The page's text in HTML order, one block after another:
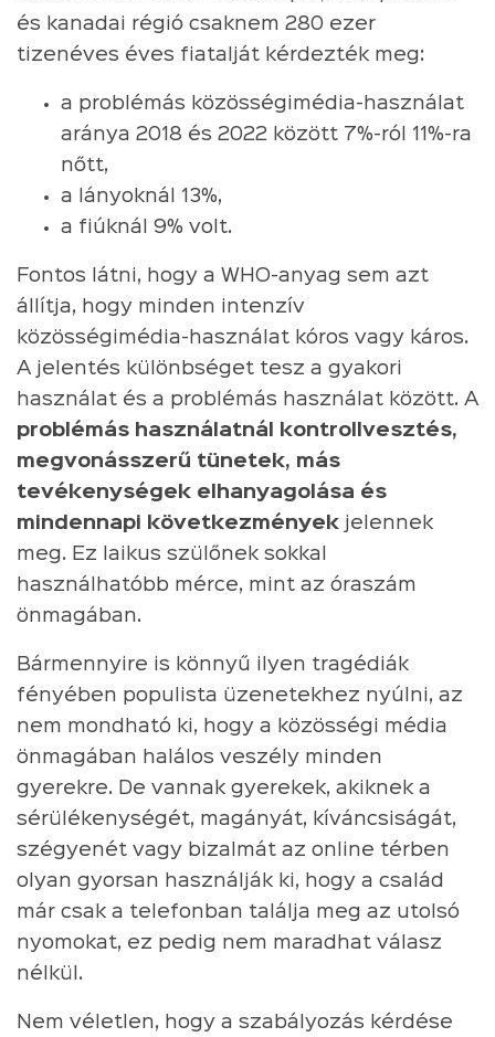
és kanadai régió csaknem 280 ezer
tizenéves éves fiatalját kérdezték meg:
a problémás közösségimédia-használat
aránya 2018 és 2022 között 7%-ról 11%-ra
nőtt,
a lányoknál 13%,
a fiúknál 9% volt.
Fontos látni, hogy a WHO-anyag sem azt
állítja, hogy minden intenzív
közösségimédia-használat kóros vagy káros.
A jelentés különbséget tesz a gyakori
használat és a problémás használat között. A
problémás használatnál kontrollvesztés,
megvonásszerű tünetek, más
tevékenységek elhanyagolása és
mindennapi következmények jelennek
meg. Ez laikus szülőnek sokkal
használhatóbb mérce, mint az óraszám
önmagában.
Bármennyire is könnyű ilyen tragédiák
fényében populista üzenetekhez nyúlni, az
nem mondható ki, hogy a közösségi média
önmagában halálos veszély minden
gyerekre. De vannak gyerekek, akiknek a
sérülékenységét, magányát, kíváncsiságát,
szégyenét vagy bizalmát az online térben
olyan gyorsan használják ki, hogy a család
már csak a telefonban találja meg az utolsó
nyomokat, ez pedig nem maradhat válasz
nélkül.
Nem véletlen, hogy a szabályozás kérdése